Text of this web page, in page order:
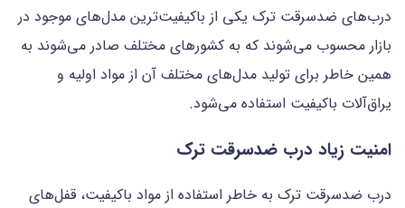
درب‌های ضدسرقت ترک یکی از باکیفیت‌ترین مدل‌های موجود در
بازار محسوب می‌شوند که به کشورهای مختلف صادر می‌شوند به
همین خاطر برای تولید مدل‌های مختلف آن از مواد اولیه و
یراق‌آلات باکیفیت استفاده می‌شود.
امنیت زیاد درب ضدسرقت ترک
درب ضدسرقت ترک به خاطر استفاده از مواد باکیفیت، قفل‌های